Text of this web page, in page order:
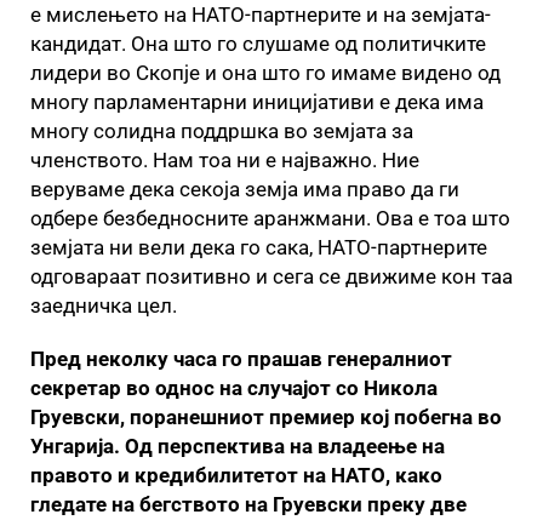
е мислењето на НАТО-партнерите и на земјата-
кандидат. Она што го слушаме од политичките
лидери во Скопје и она што го имаме видено од
многу парламентарни иницијативи е дека има
многу солидна поддршка во земјата за
членството. Нам тоа ни е најважно. Ние
веруваме дека секоја земја има право да ги
одбере безбедносните аранжмани. Ова е тоа што
земјата ни вели дека го сака, НАТО-партнерите
одговараат позитивно и сега се движиме кон таа
заедничка цел.
Пред неколку часа го прашав генералниот
секретар во однос на случајот со Никола
Груевски, поранешниот премиер кој побегна во
Унгарија. Од перспектива на владеење на
правото и кредибилитетот на НАТО, како
гледате на бегството на Груевски преку две